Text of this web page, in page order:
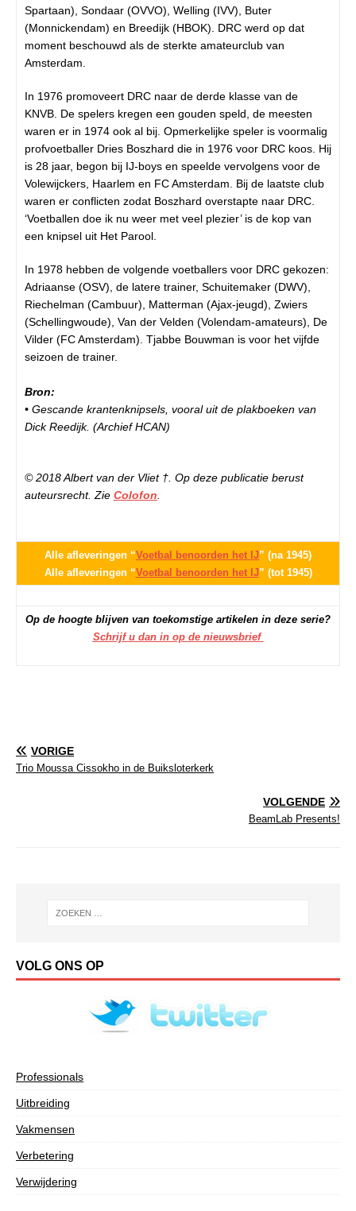
Spartaan), Sondaar (OVVO), Welling (IVV), Buter
(Monnickendam) en Breedijk (HBOK). DRC werd op dat
moment beschouwd als de sterkte amateurclub van
Amsterdam.
In 1976 promoveert DRC naar de derde klasse van de
KNVB. De spelers kregen een gouden speld, de meesten
waren er in 1974 ook al bij. Opmerkelijke speler is voormalig
profvoetballer Dries Boszhard die in 1976 voor DRC koos. Hij
is 28 jaar, begon bij IJ-boys en speelde vervolgens voor de
Volewijckers, Haarlem en FC Amsterdam. Bij de laatste club
waren er conflicten zodat Boszhard overstapte naar DRC.
‘Voetballen doe ik nu weer met veel plezier’ is de kop van
een knipsel uit Het Parool.
In 1978 hebben de volgende voetballers voor DRC gekozen:
Adriaanse (OSV), de latere trainer, Schuitemaker (DWV),
Riechelman (Cambuur), Matterman (Ajax-jeugd), Zwiers
(Schellingwoude), Van der Velden (Volendam-amateurs), De
Vilder (FC Amsterdam). Tjabbe Bouwman is voor het vijfde
seizoen de trainer.
Bron:
• Gescande krantenknipsels, vooral uit de plakboeken van
Dick Reedijk. (Archief HCAN)
© 2018 Albert van der Vliet †. Op deze publicatie berust
auteursrecht. Zie Colofon
Alle afleveringen “Voetbal benoorden het IJ” (na 1945)
Alle afleveringen “Voetbal benoorden het IJ” (tot 1945)
Op de hoogte blijven van toekomstige artikelen in deze serie?
Schrijf u dan in op de nieuwsbrief
VORIGE
Trio Moussa Cissokho in de Buiksloterkerk
VOLGENDE
BeamLab Presents!
VOLG ONS OP
Professionals
Uitbreiding
Vakmensen
Verbetering
Verwijdering